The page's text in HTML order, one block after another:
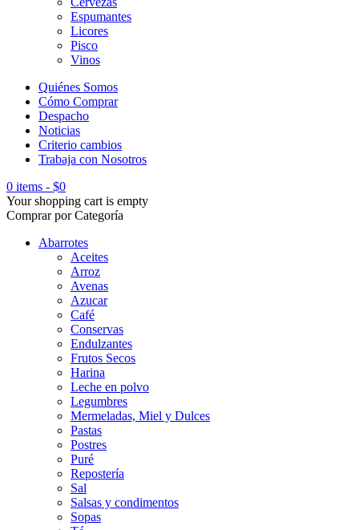
Espumantes
Licores
Pisco
Vinos
Quiénes Somos
Cómo Comprar
Despacho
Noticias
Criterio cambios
Trabaja con Nosotros
0 items - $0
Your shopping cart is empty
Comprar por Categoría
Abarrotes
Aceites
Arroz
Avenas
Azucar
Café
Conservas
Endulzantes
Frutos Secos
Harina
Leche en polvo
Legumbres
Mermeladas, Miel y Dulces
Pastas
Postres
Puré
Repostería
Sal
Salsas y condimentos
Sopas